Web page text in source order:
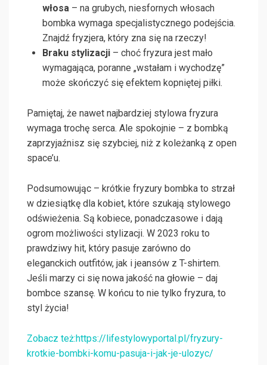
włosa – na grubych, niesfornych włosach
bombka wymaga specjalistycznego podejścia.
Znajdź fryzjera, który zna się na rzeczy!
Braku stylizacji – choć fryzura jest mało
wymagająca, poranne „wstałam i wychodzę”
może skończyć się efektem kopniętej piłki.
Pamiętaj, że nawet najbardziej stylowa fryzura
wymaga trochę serca. Ale spokojnie – z bombką
zaprzyjaźnisz się szybciej, niż z koleżanką z open
space’u.
Podsumowując – krótkie fryzury bombka to strzał
w dziesiątkę dla kobiet, które szukają stylowego
odświeżenia. Są kobiece, ponadczasowe i dają
ogrom możliwości stylizacji. W 2023 roku to
prawdziwy hit, który pasuje zarówno do
eleganckich outfitów, jak i jeansów z T-shirtem.
Jeśli marzy ci się nowa jakość na głowie – daj
bombce szansę. W końcu to nie tylko fryzura, to
styl życia!
Zobacz też:https://lifestylowyportal.pl/fryzury-
krotkie-bombki-komu-pasuja-i-jak-je-ulozyc/